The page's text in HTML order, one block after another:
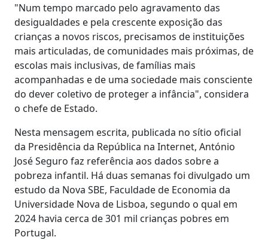
"Num tempo marcado pelo agravamento das
desigualdades e pela crescente exposição das
crianças a novos riscos, precisamos de instituições
mais articuladas, de comunidades mais próximas, de
escolas mais inclusivas, de famílias mais
acompanhadas e de uma sociedade mais consciente
do dever coletivo de proteger a infância", considera
o chefe de Estado.
Nesta mensagem escrita, publicada no sítio oficial
da Presidência da República na Internet, António
José Seguro faz referência aos dados sobre a
pobreza infantil. Há duas semanas foi divulgado um
estudo da Nova SBE, Faculdade de Economia da
Universidade Nova de Lisboa, segundo o qual em
2024 havia cerca de 301 mil crianças pobres em
Portugal.